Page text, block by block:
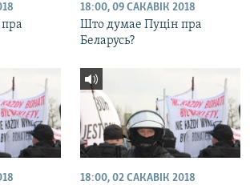
18:00, 09 САКАВІК 2018
Што думае Пуцін пра
Беларусь?
18:00, 02 САКАВІК 2018